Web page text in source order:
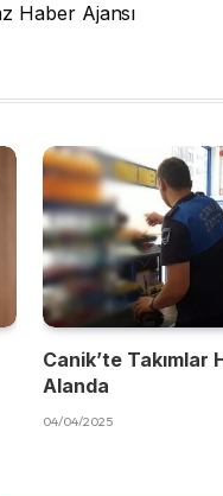
Haber Ajansı
Canik’te Takımlar
Alanda
04/04/2025